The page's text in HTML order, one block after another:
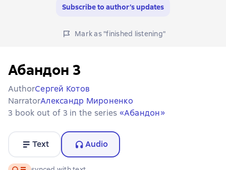
Subscribe to author’s updates
Mark as "finished listening"
Абандон 3
AuthorСергей Котов
NarratorАлександр Мироненко
3 book out of 3 in the series «Абандон»
Text Audio
Audio